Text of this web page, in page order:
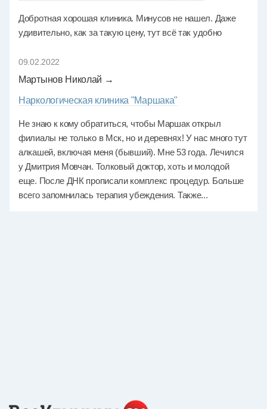
Добротная хорошая клиника. Минусов не нашел. Даже
удивительно, как за такую цену, тут всё так удобно
09.02.2022
Мартынов Николай →
Наркологическая клиника "Маршака"
Не знаю к кому обратиться, чтобы Маршак открыл
филиалы не только в Мск, но и деревнях! У нас много тут
алкашей, включая меня (бывший). Мне 53 года. Лечился
у Дмитрия Мовчан. Толковый доктор, хоть и молодой
еще. После ДНК прописали комплекс процедур. Больше
всего запомнилась терапия убеждения. Также...